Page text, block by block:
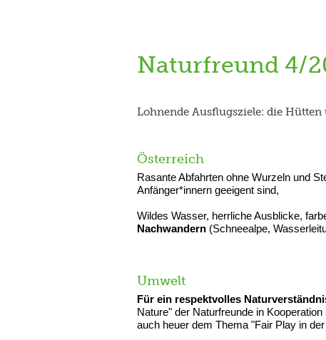
Naturfreund 4/
Lohnende Ausflugsziele: die
Österreich
Rasante Abfahrten ohne Wurzeln und
Anfänger*innern geeigent sind,
Wildes Wasser, herrliche Ausblicke,
Nachwandern (Schneealpe,
Umwelt
Für ein respektvolles
Nature" der Naturfreunde in
auch heuer dem Thema "Fair Play in